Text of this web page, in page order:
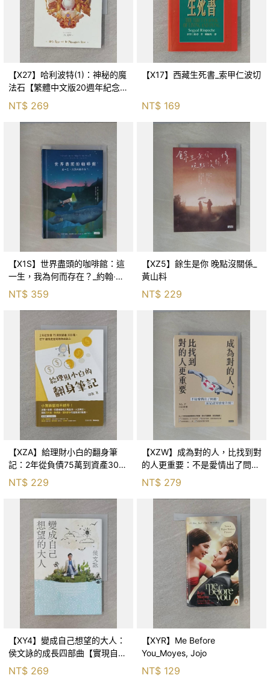
【X27】哈利波特(1)：神秘的魔
法石【繁體中文版20週年紀念】
NT$ 269
【X17】西藏生死書_索甲仁波切
NT$ 169
【X1S】世界盡頭的咖啡館：這
一生，我為何而存在？_約翰‧史
崔勒基, Elsa
NT$ 359
【XZ5】餘生是你 晚點沒關係_
黃山料
NT$ 229
【XZA】給理財小白的翻身筆
記：2年從負債75萬到資產300
萬，ETF讓我走在財務自由路上_
鐵蛋
NT$ 229
【XZW】成為對的人，比找到對
的人更重要：不是愛情出了問
題，而是認知需要升級！_Mr. P
NT$ 279
【XY4】變成自己想望的大人：
侯文詠的成長四部曲【實現自
己】_侯文詠
NT$ 269
【XYR】Me Before
You_Moyes, Jojo
NT$ 129